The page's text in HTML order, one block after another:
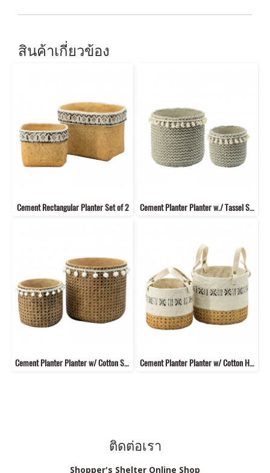
สินค้าเกี่ยวข้อง
Cement Rectangular Planter Set of 2 Cement Planter Planter w./ Tassel Set of 2 (S,M)
Cement Planter Planter w/ Cotton Set of 2 Cement Planter Planter w/ Cotton Handle Set of 2
ติดต่อเรา
Shopper's Shelter Online Shop